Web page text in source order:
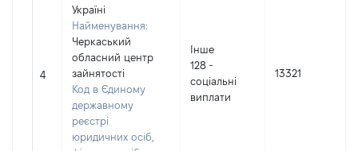
4
Україні
Найменування:
Черкаський
обласний центр
зайнятостi
Код в Єдиному
державному
реєстрі
юридичних осіб,
Інше
128 -
соцiальнi
виплати
13321